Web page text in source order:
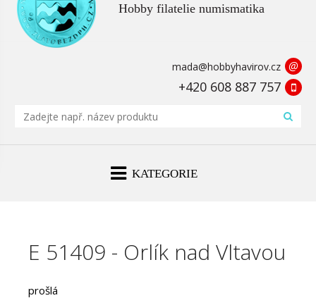
Hobby filatelie numismatika
mada@hobbyhavirov.cz @
+420 608 887 757
KATEGORIE
E 51409 - Orlík nad Vltavou
prošlá